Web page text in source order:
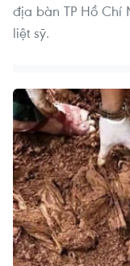
địa bàn TP Hồ Chí
liệt sỹ.